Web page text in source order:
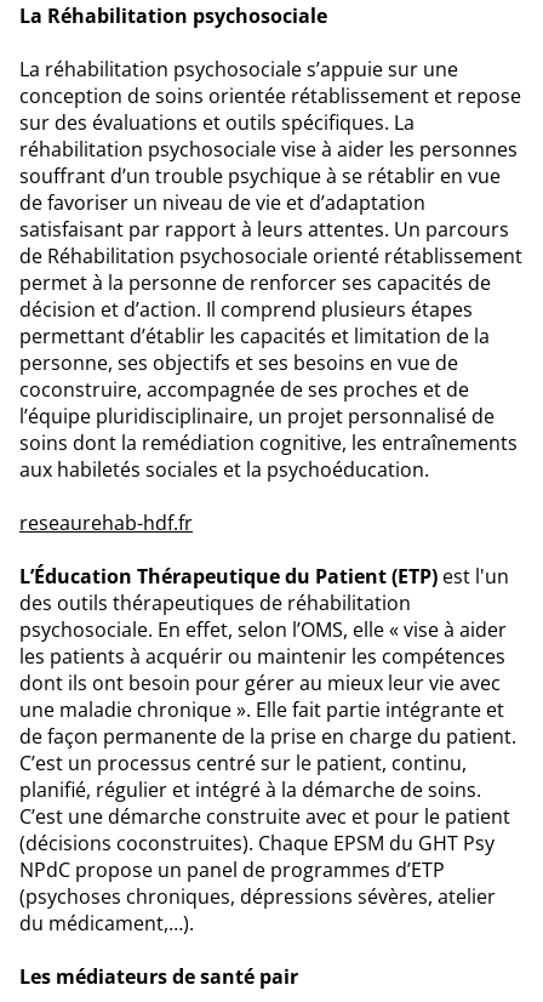
La Réhabilitation psychosociale
La réhabilitation psychosociale s’appuie sur une
conception de soins orientée rétablissement et repose
sur des évaluations et outils spécifiques. La
réhabilitation psychosociale vise à aider les personnes
souffrant d’un trouble psychique à se rétablir en vue
de favoriser un niveau de vie et d’adaptation
satisfaisant par rapport à leurs attentes. Un parcours
de Réhabilitation psychosociale orienté rétablissement
permet à la personne de renforcer ses capacités de
décision et d’action. Il comprend plusieurs étapes
permettant d’établir les capacités et limitation de la
personne, ses objectifs et ses besoins en vue de
coconstruire, accompagnée de ses proches et de
l’équipe pluridisciplinaire, un projet personnalisé de
soins dont la remédiation cognitive, les entraînements
aux habiletés sociales et la psychoéducation.
reseaurehab-hdf.fr
L’Éducation Thérapeutique du Patient (ETP) est l'un
des outils thérapeutiques de réhabilitation
psychosociale. En effet, selon l’OMS, elle « vise à aider
les patients à acquérir ou maintenir les compétences
dont ils ont besoin pour gérer au mieux leur vie avec
une maladie chronique ». Elle fait partie intégrante et
de façon permanente de la prise en charge du patient.
C’est un processus centré sur le patient, continu,
planifié, régulier et intégré à la démarche de soins.
C’est une démarche construite avec et pour le patient
(décisions coconstruites). Chaque EPSM du GHT Psy
NPdC propose un panel de programmes d’ETP
(psychoses chroniques, dépressions sévères, atelier
du médicament,…).
Les médiateurs de santé pair